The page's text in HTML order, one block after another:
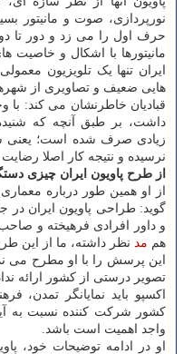
نورپردازی، صوت و مانیتور
حرف اول را می زد و دور تا
مانیتورها با اشکال و خاصیت
ایران تنها یک تلویزیون
هایی ضعیف و تصاویری از
قبادیان خاطرنشان می کند: با
داشت، بر طبق آنچه که
زیادی صرف شده است؛ یعنی
نرسیده و نتیجه کار اصلا
از طرح پاویون ایران چیزی
از او همین طور درباره
گوید: طراحی پاویون ایران
و داور افرادی فرهیخته و
هم مد نظر داشته، ما از این
این پرسش را با او مطرح می
تصویر درستی از کشور ارائه
اکسپو باید نمایانگر تمدن،
کشور شرکت کننده نسبت به
واجد اهمیت است باشد.
او در ادامه توضیحات خود،